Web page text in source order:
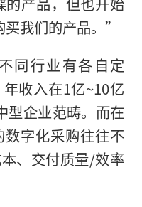
我们的产品。”
同行业有各自定
收入在1亿~10亿
型企业范畴。而在
字化采购往往不
、交付质量/效率